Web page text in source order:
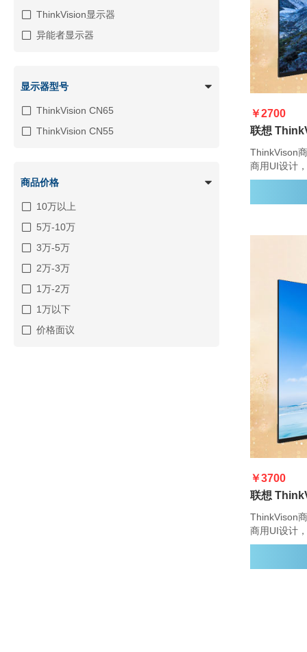
ThinkVision显示器
异能者显示器
显示器型号
ThinkVision CN65
ThinkVision CN55
商品价格
10万以上
5万-10万
3万-5万
2万-3万
1万-2万
1万以下
价格面议
￥2700
ThinkVison
商用UI设计
￥3700
ThinkVison
商用UI设计